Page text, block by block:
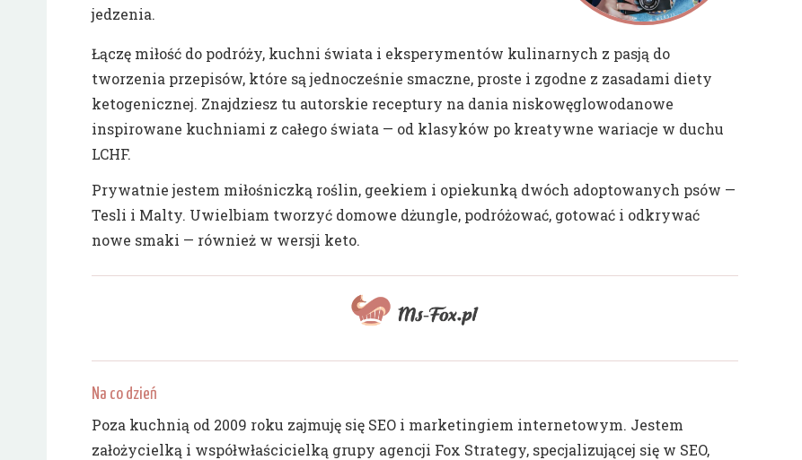
jedzenia.
Łączę miłość do podróży, kuchni świata i eksperymentów kulinarnych z pasją do
tworzenia przepisów, które są jednocześnie smaczne, proste i zgodne z zasadami diety
ketogenicznej. Znajdziesz tu autorskie receptury na dania niskowęglowodanowe
inspirowane kuchniami z całego świata — od klasyków po kreatywne wariacje w duchu
LCHF.
Prywatnie jestem miłośniczką roślin, geekiem i opiekunką dwóch adoptowanych psów —
Tesli i Malty. Uwielbiam tworzyć domowe dżungle, podróżować, gotować i odkrywać
nowe smaki — również w wersji keto.
Na co dzień
Poza kuchnią od 2009 roku zajmuję się SEO i marketingiem internetowym. Jestem
założycielką i współwłaścicielką grupy agencji Fox Strategy, specjalizującej się w SEO,